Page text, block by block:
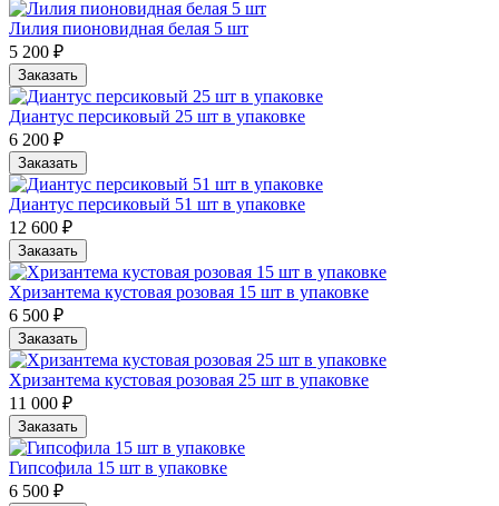
Лилия пионовидная белая 5 шт
5 200 ₽
Заказать
Диантус персиковый 25 шт в упаковке
6 200 ₽
Заказать
Диантус персиковый 51 шт в упаковке
12 600 ₽
Заказать
Хризантема кустовая розовая 15 шт в упаковке
6 500 ₽
Заказать
Хризантема кустовая розовая 25 шт в упаковке
11 000 ₽
Заказать
Гипсофила 15 шт в упаковке
6 500 ₽